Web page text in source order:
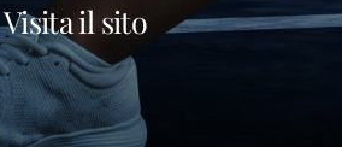
Visita il sito